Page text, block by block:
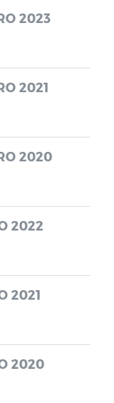
DEPIN
DIPR
DRAA
2023
2021
2020
2022
2021
2020